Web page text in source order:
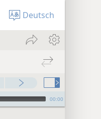
Deutsch
00:00